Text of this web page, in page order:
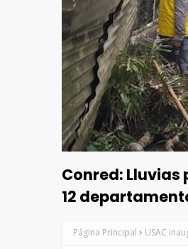
Conred:
12
Página Principal USAC